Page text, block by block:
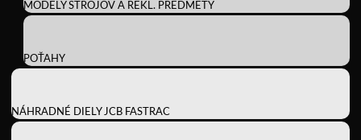
MODELY STROJOV A REKL. PREDMETY
POŤAHY
NÁHRADNÉ DIELY JCB FASTRAC